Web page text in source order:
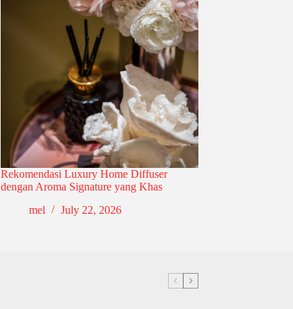
Rekomendasi Luxury Home Diffuser
dengan Aroma Signature yang Khas
mel
July 22, 2026